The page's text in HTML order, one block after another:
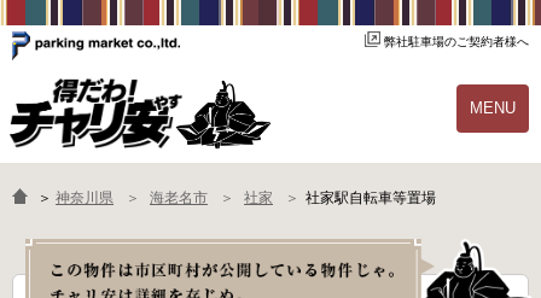
弊社駐車場のご契約者様へ
MENU
物件一覧 ご契約の流れ
よくあるご質問 駐輪場オーナー様へ
＞ 神奈川県 海老名市 社家 社家駅自転車等置場